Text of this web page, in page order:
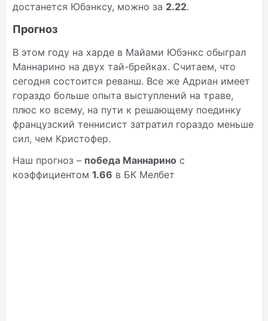
достанется Юбэнксу, можно за 2.22.
Прогноз
В этом году на харде в Майами Юбэнкс обыграл
Маннарино на двух тай-брейках. Считаем, что
сегодня состоится реванш. Все же Адриан имеет
гораздо больше опыта выступлений на траве,
плюс ко всему, на пути к решающему поединку
французский теннисист затратил гораздо меньше
сил, чем Кристофер.
Наш прогноз – победа Маннарино с
коэффициентом 1.66 в БК Мелбет